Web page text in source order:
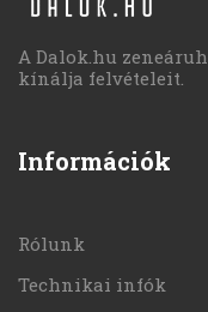
A Dalok.hu
kínálja felvételeit.
Információk
Rólunk
Technikai infók